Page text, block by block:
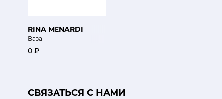
RINA MENARDI
Ваза
0 ₽
CВЯЗАТЬСЯ С НАМИ